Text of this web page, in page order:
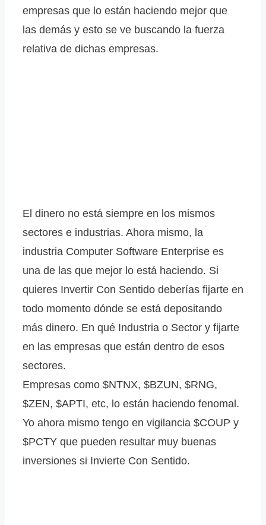
empresas que lo están haciendo mejor que
las demás y esto se ve buscando la fuerza
relativa de dichas empresas.
El dinero no está siempre en los mismos
sectores e industrias. Ahora mismo, la
industria Computer Software Enterprise es
una de las que mejor lo está haciendo. Si
quieres Invertir Con Sentido deberías fijarte en
todo momento dónde se está depositando
más dinero. En qué Industria o Sector y fijarte
en las empresas que están dentro de esos
sectores.
Empresas como $NTNX, $BZUN, $RNG,
$ZEN, $APTI, etc, lo están haciendo fenomal.
Yo ahora mismo tengo en vigilancia $COUP y
$PCTY que pueden resultar muy buenas
inversiones si Invierte Con Sentido.